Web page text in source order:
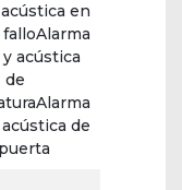
en
acústica
de
de